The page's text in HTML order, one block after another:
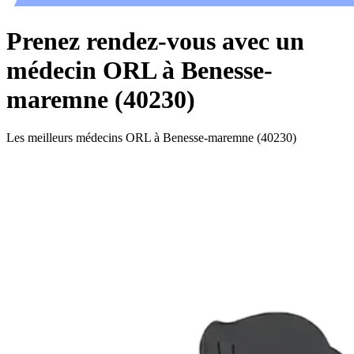
Prenez rendez-vous avec un
médecin ORL à Benesse-
maremne (40230)
Les meilleurs médecins ORL à Benesse-maremne (40230)